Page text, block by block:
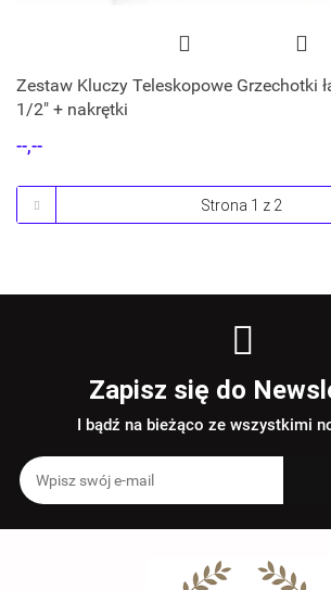
Zestaw Kluczy Teleskopowe Grzechotki
1/2" + nakrętki
--,--
Zapisz się do
I bądź na bieżąco ze wszystkimi